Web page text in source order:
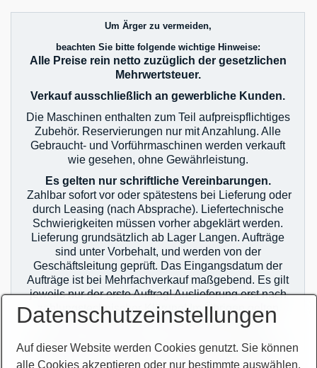
Um Ärger zu vermeiden,
beachten Sie bitte folgende wichtige Hinweise:
Alle Preise rein netto zuzüglich der gesetzlichen
Mehrwertsteuer.
Verkauf ausschließlich an gewerbliche Kunden.
Die Maschinen enthalten zum Teil aufpreispflichtiges
Zubehör. Reservierungen nur mit Anzahlung. Alle
Gebraucht- und Vorführmaschinen werden verkauft
wie gesehen, ohne Gewährleistung.
Es gelten nur schriftliche Vereinbarungen.
Zahlbar sofort vor oder spätestens bei Lieferung oder
durch Leasing (nach Absprache). Liefertechnische
Schwierigkeiten müssen vorher abgeklärt werden.
Lieferung grundsätzlich ab Lager Langen. Aufträge
sind unter Vorbehalt, und werden von der
Geschäftsleitung geprüft. Das Eingangsdatum der
Aufträge ist bei Mehrfachverkauf maßgebend. Es gilt
jeweils nur der erste Auftrag! Auslieferung erst nach
zahlungstechnischer Klärung! Im Übrigen gelten
unsere allgemeinen Geschäftsbedingungen.
Sie finden unsere AGB`s auf unserer Homepage im
Netz oder auf unseren Auftragsbestätigungen.
Datenschutzeinstellungen
Auf dieser Website werden Cookies genutzt. Sie können
alle Cookies akzeptieren oder nur bestimmte auswählen.